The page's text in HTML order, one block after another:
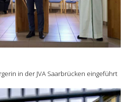
in der JVA Saarbrücken eingeführt